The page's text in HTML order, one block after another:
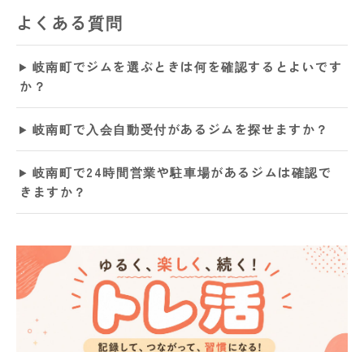
よくある質問
岐南町でジムを選ぶときは何を確認するとよいです
か？
岐南町で入会自動受付があるジムを探せますか？
岐南町で24時間営業や駐車場があるジムは確認で
きますか？